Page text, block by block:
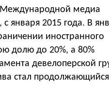
медиа
января 2015 года. В
иностранного
долю до 20%, а 80%
девелоперской
стал